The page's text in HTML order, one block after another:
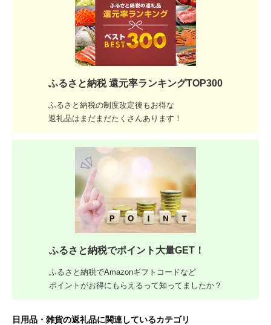
ふるさと納税 還元率ランキングTOP300
ふるさと納税の制度改定後もお得な
返礼品はまだまだたくさんあります！
ふるさと納税でポイント大量GET！
ふるさと納税でAmazonギフトコードなど
ポイントがお得にもらえるって知ってましたか？
日用品・雑貨の返礼品に関連しているカテゴリ